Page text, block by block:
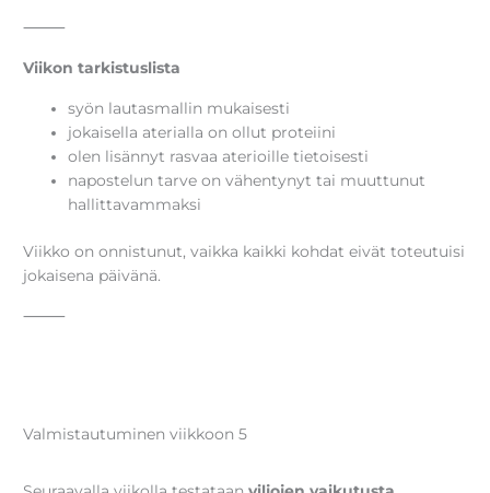
⸻
Viikon tarkistuslista
syön lautasmallin mukaisesti
jokaisella aterialla on ollut proteiini
olen lisännyt rasvaa aterioille tietoisesti
napostelun tarve on vähentynyt tai muuttunut
hallittavammaksi
Viikko on onnistunut, vaikka kaikki kohdat eivät toteutuisi
jokaisena päivänä.
⸻
Valmistautuminen viikkoon 5